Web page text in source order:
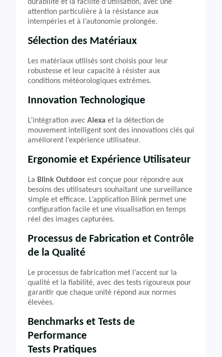
durabilité et la facilité d’utilisation, avec une
attention particulière à la résistance aux
intempéries et à l’autonomie prolongée.
Sélection des Matériaux
Les matériaux utilisés sont choisis pour leur
robustesse et leur capacité à résister aux
conditions météorologiques extrêmes.
Innovation Technologique
L’intégration avec Alexa et la détection de
mouvement intelligent sont des innovations clés qui
améliorent l’expérience utilisateur.
Ergonomie et Expérience Utilisateur
La Blink Outdoor est conçue pour répondre aux
besoins des utilisateurs souhaitant une surveillance
simple et efficace. L’application Blink permet une
configuration facile et une visualisation en temps
réel des images capturées.
Processus de Fabrication et Contrôle
de la Qualité
Le processus de fabrication met l’accent sur la
qualité et la fiabilité, avec des tests rigoureux pour
garantir que chaque unité répond aux normes
élevées.
Benchmarks et Tests de
Performance
Tests Pratiques